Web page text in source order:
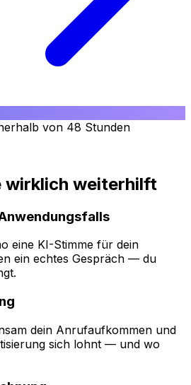
von 48 Stunden
wirklich weiterhilft
eine KI-Stimme für dein
ein echtes Gespräch — du
dein Anrufaufkommen und
sich lohnt — und wo